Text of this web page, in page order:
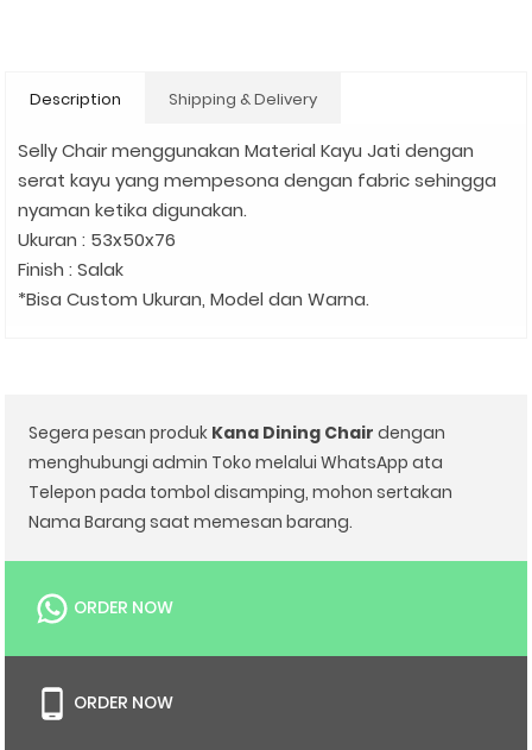
Description Shipping & Delivery
Selly Chair menggunakan Material Kayu Jati dengan
serat kayu yang mempesona dengan fabric sehingga
nyaman ketika digunakan.
Ukuran : 53x50x76
Finish : Salak
*Bisa Custom Ukuran, Model dan Warna.
Segera pesan produk Kana Dining Chair dengan
menghubungi admin Toko melalui WhatsApp ata
Telepon pada tombol disamping, mohon sertakan
Nama Barang saat memesan barang.
ORDER NOW
ORDER NOW